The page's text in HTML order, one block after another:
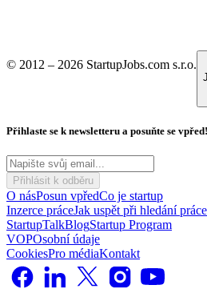
© 2012 – 2026 StartupJobs.com s.r.o.
Přihlaste se k newsletteru a posuňte se vpřed!
Přihlásit k odběru
O násPosun vpředCo je startup
Inzerce práceJak uspět při hledání práce
StartupTalkBlogStartup Program
VOPOsobní údaje
CookiesPro médiaKontakt